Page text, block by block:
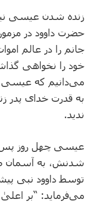
زنده شدن عیسی
جانم را در عالم
خود را نخواهی
می‌دانیم که عیسی
به قدرت خدای
ندید.
عیسی چهل روز پس
شدنش، به آسمان
توسط داوود نبی
می‌فرماید: “بر